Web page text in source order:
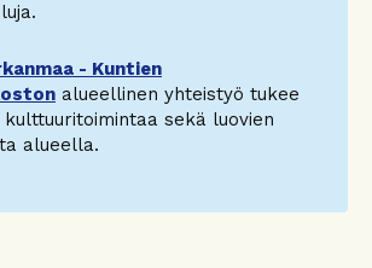
- Kuntien
alueellinen yhteistyö tukee
sekä luovien
alueella.